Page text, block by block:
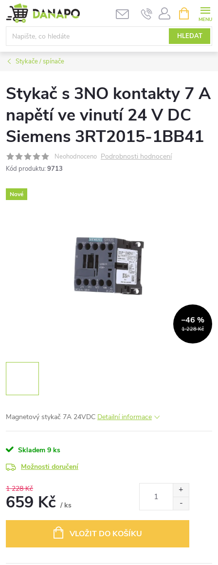
Přejít
na
obsah
HLEDAT
NÁKUPNÍ
KOŠÍK
Stykače / spínače
Stykač s 3NO kontakty 7 A
napětí ve vinutí 24 V DC
Siemens 3RT2015-1BB41
Neohodnoceno Podrobnosti hodnocení
Kód produktu: 9713
Nové
1 228 Kč
–46 %
Magnetový stykač 7A 24VDC Detailní informace
Skladem 9 ks
Možnosti doručení
1 228 Kč
659 Kč / ks
VLOŽIT DO KOŠÍKU